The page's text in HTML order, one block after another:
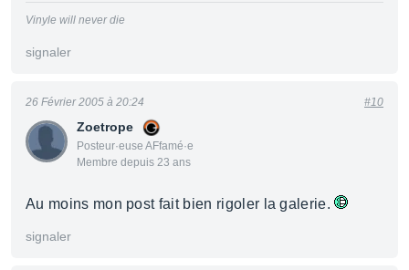
Vinyle will never die
signaler
Zoetrope
Posteur·euse AFfamé·e
Membre depuis 23 ans
26 Février 2005 à 20:24 #10
Au moins mon post fait bien rigoler la galerie.
signaler